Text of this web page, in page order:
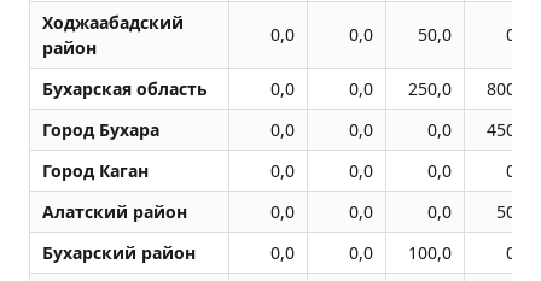
Ходжаабадский
район
0,0 0,0 50,0 0,0
Бухарская область 0,0 0,0 250,0
800,0
Город Бухара
0,0 0,0 0,0
450,0
Город Каган
0,0 0,0 0,0
0,0
Алатский район
0,0 0,0 0,0
50,0
Бухарский район
0,0 0,0 100,0
0,0